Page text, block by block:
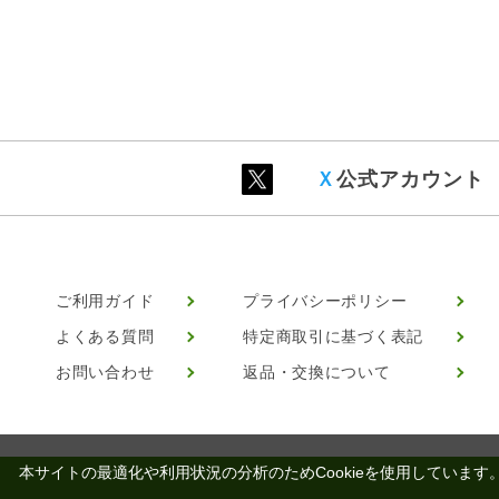
Ｘ公式アカウント
ご利用ガイド
よくある質問
お問い合わせ
プライバシーポリシー
特定商取引に基づく表記
返品・交換について
本サイトの最適化や利用状況の分析のためCookieを使用しています